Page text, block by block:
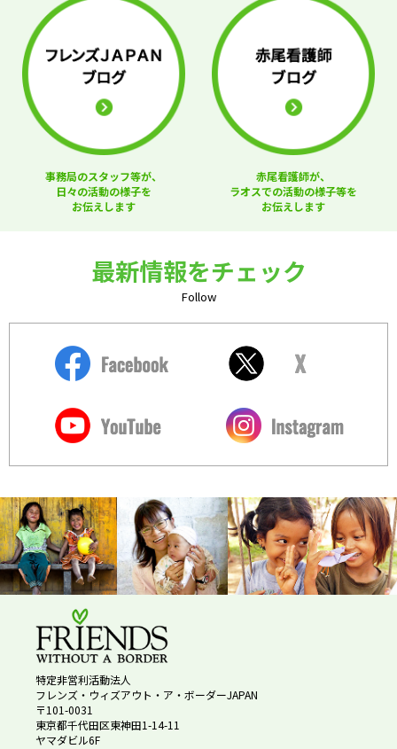
事務局のスタッフ等が、
日々の活動の様子を
お伝えします
赤尾看護師が、
ラオスでの活動の様子等を
お伝えします
最新情報をチェック
Follow
特定非営利活動法人
フレンズ・ウィズアウト・ア・ボーダーJAPAN
〒101-0031
東京都千代田区東神田1-14-11
ヤマダビル6F